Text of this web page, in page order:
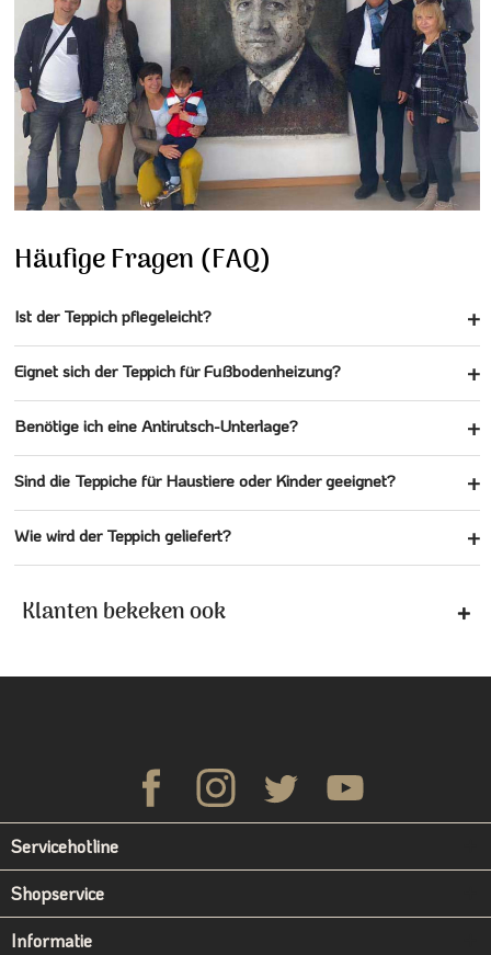
Häufige Fragen (FAQ)
Ist der Teppich pflegeleicht?
Eignet sich der Teppich für Fußbodenheizung?
Benötige ich eine Antirutsch-Unterlage?
Sind die Teppiche für Haustiere oder Kinder geeignet?
Wie wird der Teppich geliefert?
Klanten bekeken ook
Servicehotline
Shopservice
Informatie